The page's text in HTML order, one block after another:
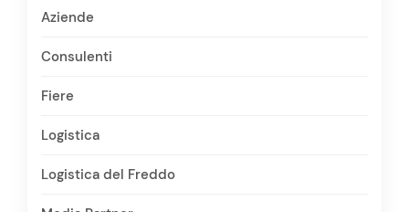
Aziende
Consulenti
Fiere
Logistica
Logistica del Freddo